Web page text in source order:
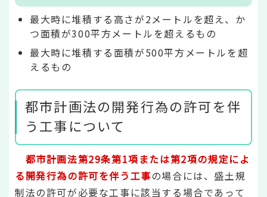
最大時に堆積する高さが2メートルを超え、か
つ面積が300平方メートルを超えるもの
最大時に堆積する面積が500平方メートルを超
えるもの
都市計画法の開発行為の許可を伴
う工事について
都市計画法第29条第1項または第2項の規定によ
る開発行為の許可を伴う工事の場合には、盛土規
制法の許可が必要な工事に該当する場合であって